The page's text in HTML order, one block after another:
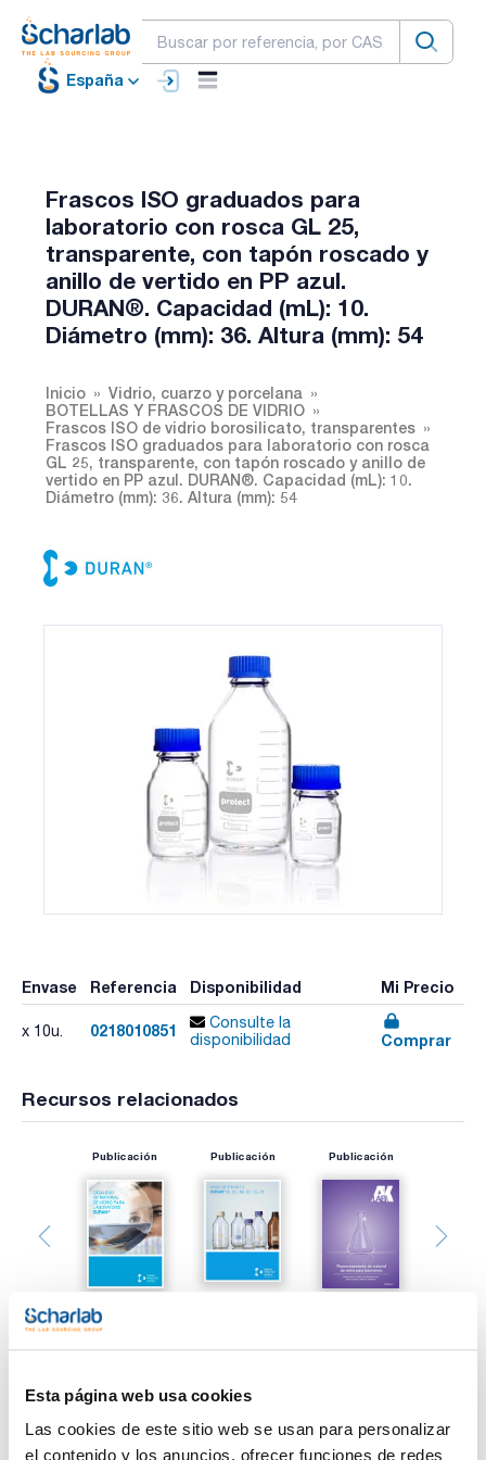
Esta página web usa cookies
Las cookies de este sitio web se usan para personalizar
el contenido y los anuncios, ofrecer funciones de redes
España
Frascos ISO graduados para
laboratorio con rosca GL 25,
transparente, con tapón roscado y
anillo de vertido en PP azul.
DURAN®. Capacidad (mL): 10.
Diámetro (mm): 36. Altura (mm): 54
Inicio
Vidrio, cuarzo y porcelana
BOTELLAS Y FRASCOS DE VIDRIO
Frascos ISO de vidrio borosilicato, transparentes
Frascos ISO graduados para laboratorio con rosca
GL 25, transparente, con tapón roscado y anillo de
vertido en PP azul. DURAN®. Capacidad (mL): 10.
Diámetro (mm): 36. Altura (mm): 54
Envase Referencia Disponibilidad Mi Precio
x 10u. 0218010851
Consulte la
disponibilidad
Comprar
Recursos relacionados
Publicación Publicación Publicación
Imprimir ficha de
Características
Capacidad (ml) : 10